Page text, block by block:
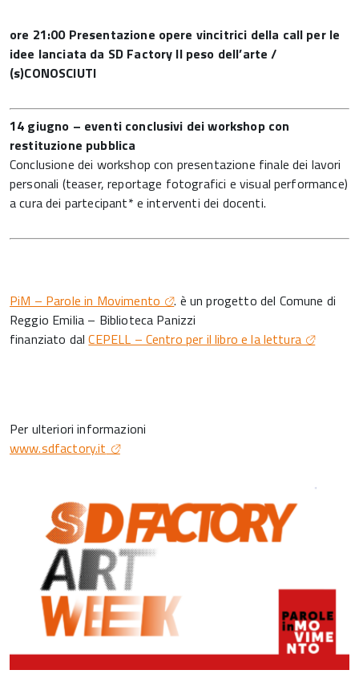
ore 21:00 Presentazione opere vincitrici della call per le
idee lanciata da SD Factory Il peso dell’arte /
(s)CONOSCIUTI
14 giugno – eventi conclusivi dei workshop con
restituzione pubblica
Conclusione dei workshop con presentazione finale dei lavori
personali (teaser, reportage fotografici e visual performance)
a cura dei partecipant* e interventi dei docenti.
PiM – Parole in Movimento
. è un progetto del Comune di
Reggio Emilia – Biblioteca Panizzi
finanziato dalCEPELL – Centro per il libro e la lettura
Per ulteriori informazioni
www.sdfactory.it